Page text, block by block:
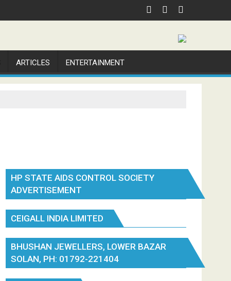
ARTICLES ENTERTAINMENT
HP STATE AIDS CONTROL SOCIETY
ADVERTISEMENT
CEIGALL INDIA LIMITED
BHUSHAN JEWELLERS, LOWER BAZAR
SOLAN, PH: 01792-221404